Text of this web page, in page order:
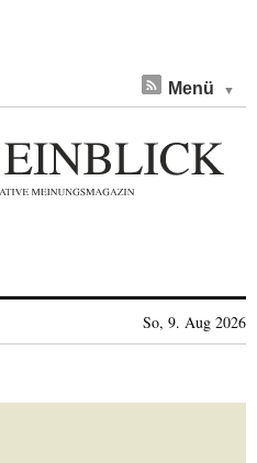
Menü
So, 9. Aug 2026